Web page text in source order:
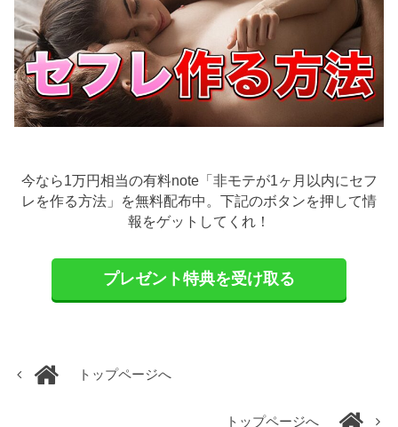
今なら1万円相当の有料note「非モテが1ヶ月以内にセフ
レを作る方法」を無料配布中。下記のボタンを押して情
報をゲットしてくれ！
プレゼント特典を受け取る
トップページへ
トップページへ